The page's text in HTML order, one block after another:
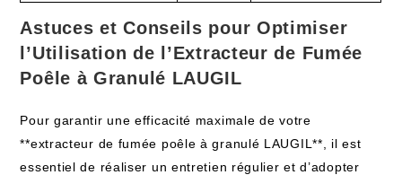
Astuces et Conseils pour Optimiser
l’Utilisation de l’Extracteur de Fumée
Poêle à Granulé LAUGIL
Pour garantir une efficacité maximale de votre
**extracteur de fumée poêle à granulé LAUGIL**, il est
essentiel de réaliser un entretien régulier et d’adopter